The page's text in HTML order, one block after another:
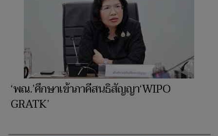
‘พณ.’ศึกษาเข้าภาคีสนธิสัญญา‘WIPO
GRATK’